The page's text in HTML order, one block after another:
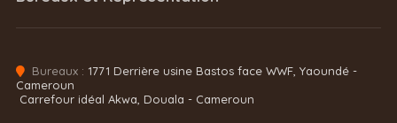
Bureaux : 1771 Derrière usine Bastos face WWF, Yaoundé -
Cameroun
Carrefour idéal Akwa, Douala - Cameroun